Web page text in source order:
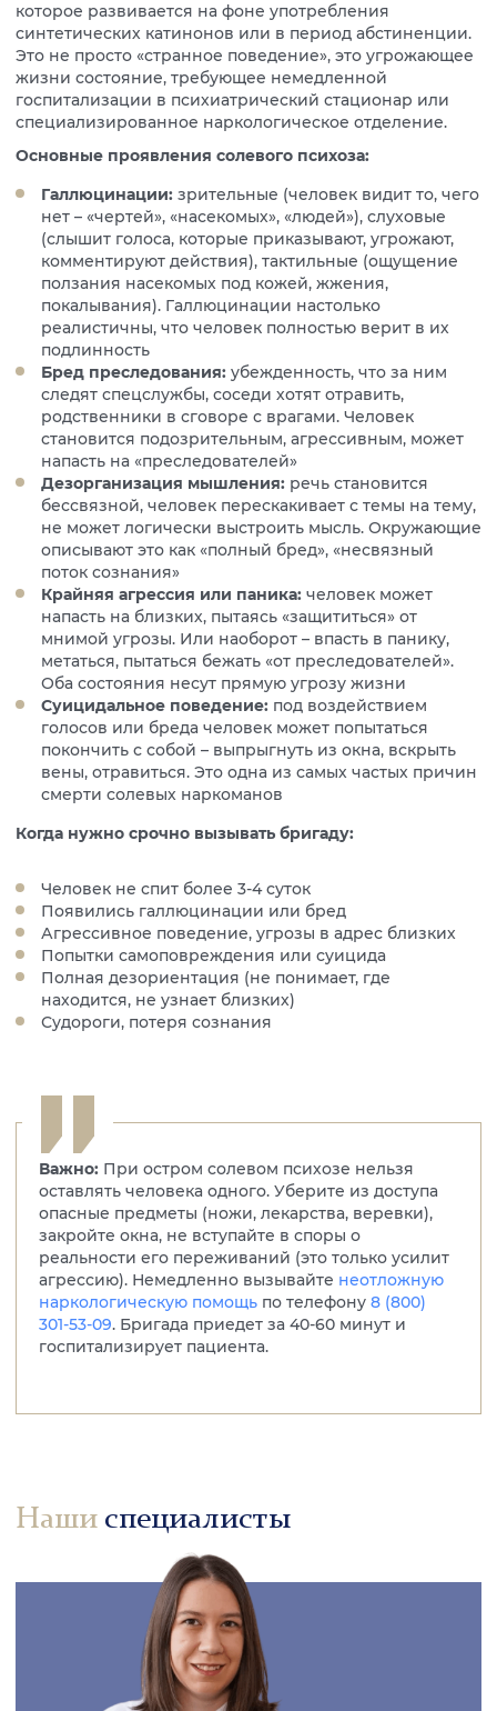
которое развивается на фоне употребления
синтетических катинонов или в период абстиненции.
Это не просто «странное поведение», это угрожающее
жизни состояние, требующее немедленной
госпитализации в психиатрический стационар или
специализированное наркологическое отделение.
Основные проявления солевого психоза:
Галлюцинации: зрительные (человек видит то, чего
нет – «чертей», «насекомых», «людей»), слуховые
(слышит голоса, которые приказывают, угрожают,
комментируют действия), тактильные (ощущение
ползания насекомых под кожей, жжения,
покалывания). Галлюцинации настолько
реалистичны, что человек полностью верит в их
подлинность
Бред преследования: убежденность, что за ним
следят спецслужбы, соседи хотят отравить,
родственники в сговоре с врагами. Человек
становится подозрительным, агрессивным, может
напасть на «преследователей»
Дезорганизация мышления: речь становится
бессвязной, человек перескакивает с темы на тему,
не может логически выстроить мысль. Окружающие
описывают это как «полный бред», «несвязный
поток сознания»
Крайняя агрессия или паника: человек может
напасть на близких, пытаясь «защититься» от
мнимой угрозы. Или наоборот – впасть в панику,
метаться, пытаться бежать «от преследователей».
Оба состояния несут прямую угрозу жизни
Суицидальное поведение: под воздействием
голосов или бреда человек может попытаться
покончить с собой – выпрыгнуть из окна, вскрыть
вены, отравиться. Это одна из самых частых причин
смерти солевых наркоманов
Когда нужно срочно вызывать бригаду:
Человек не спит более 3-4 суток
Появились галлюцинации или бред
Агрессивное поведение, угрозы в адрес близких
Попытки самоповреждения или суицида
Полная дезориентация (не понимает, где
находится, не узнает близких)
Судороги, потеря сознания
Важно: При остром солевом психозе нельзя
оставлять человека одного. Уберите из доступа
опасные предметы (ножи, лекарства, веревки),
закройте окна, не вступайте в споры о
реальности его переживаний (это только усилит
агрессию). Немедленно вызывайте неотложную
наркологическую помощь по телефону 8 (800)
301-53-09. Бригада приедет за 40-60 минут и
госпитализирует пациента.
Наши специалисты